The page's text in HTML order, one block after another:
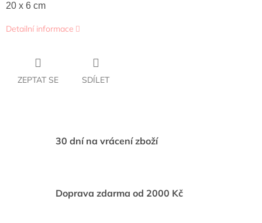
20 x 6 cm
Detailní informace
ZEPTAT SE SDÍLET
30 dní na vrácení zboží
Doprava zdarma od 2000 Kč